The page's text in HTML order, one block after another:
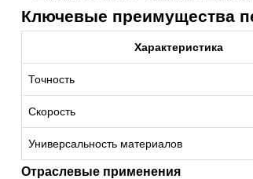
Ключевые преимущества
Характеристика
Точность
Скорость
Универсальность материалов
Отраслевые применения